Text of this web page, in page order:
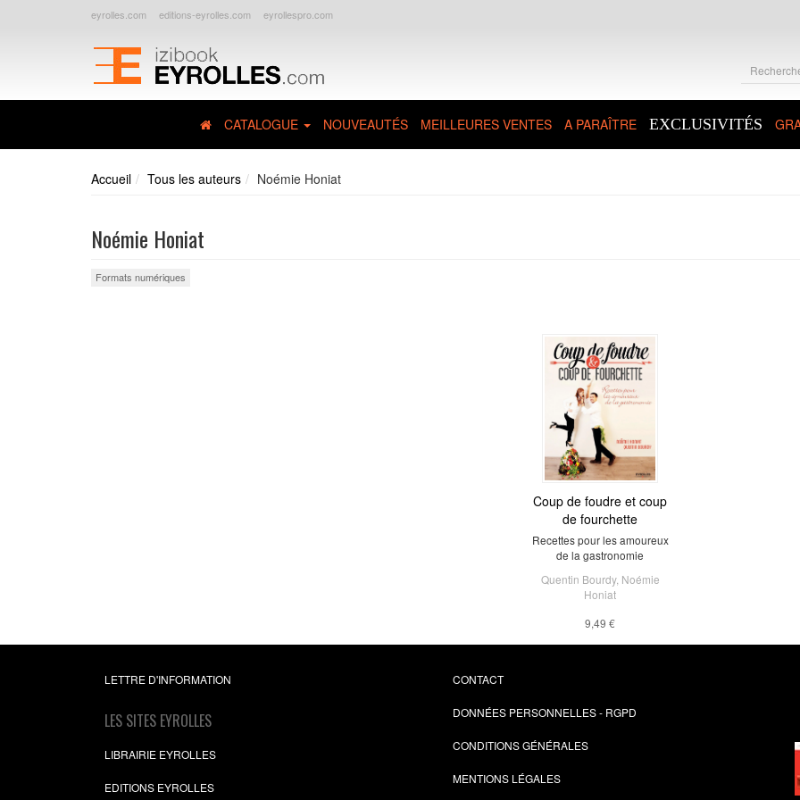
eyrolles.com editions-eyrolles.com eyrollespro.com
CATALOGUE NOUVEAUTÉS MEILLEURES VENTES A PARAÎTRE EXCLUSIVITÉS
Accueil Tous les auteurs Noémie Honiat
Noémie Honiat
Formats numériques
Coup de foudre et coup
de fourchette
Recettes pour les amoureux
de la gastronomie
Quentin Bourdy, Noémie
Honiat
9,49 €
LETTRE D'INFORMATION
LES SITES EYROLLES
LIBRAIRIE EYROLLES
EDITIONS EYROLLES
CONTACT
DONNÉES PERSONNELLES - RGPD
CONDITIONS GÉNÉRALES
MENTIONS LÉGALES